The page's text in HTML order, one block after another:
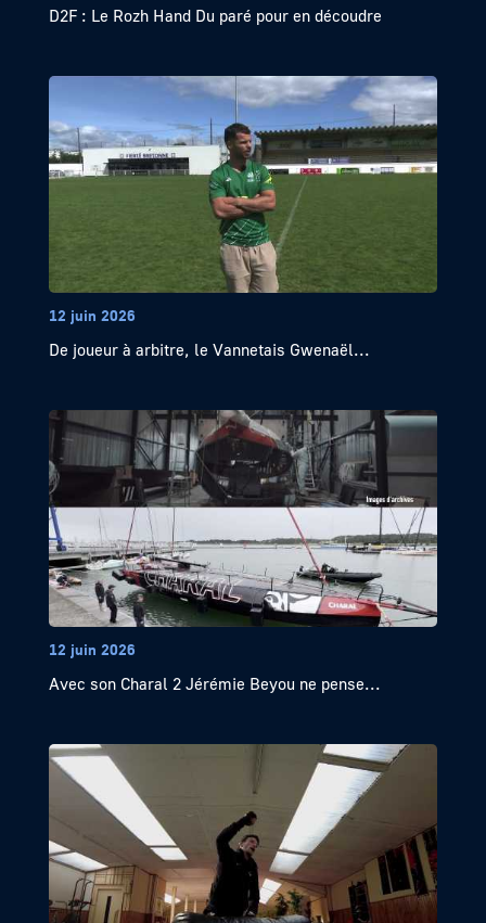
D2F : Le Rozh Hand Du paré pour en découdre
12 juin 2026
De joueur à arbitre, le Vannetais Gwenaël...
12 juin 2026
Avec son Charal 2 Jérémie Beyou ne pense...